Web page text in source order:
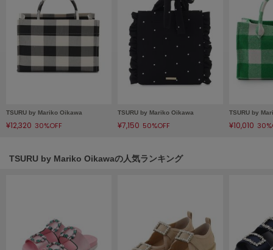
gelato pique Sleep
GRAMICCI
グラミチ
Henon.
ハンター
KEEN
キーン
TSURU by Mariko Oikawa
¥12,320 30%OFF
TSURU by Mariko Oikawa
¥7,150 50%OFF
TSURU by
¥10,010
TSURU by Mariko Oikawaの人気ランキング